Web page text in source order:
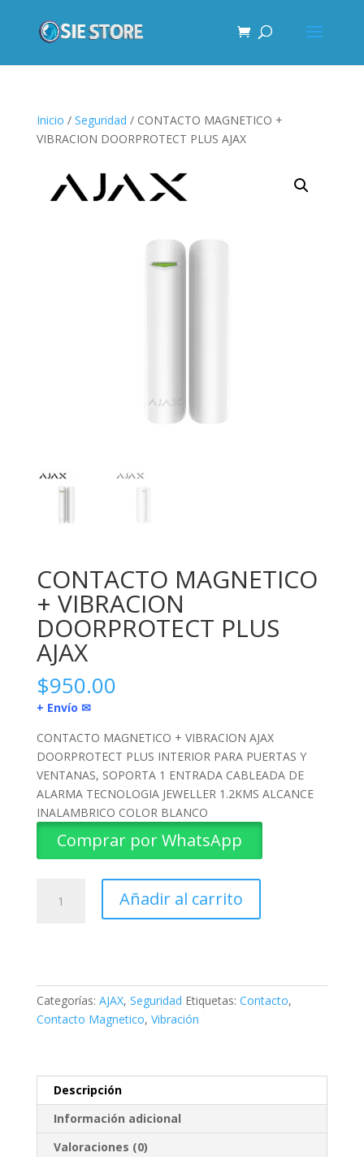
Inicio / Seguridad / CONTACTO MAGNETICO +
VIBRACION DOORPROTECT PLUS AJAX
CONTACTO MAGNETICO
+ VIBRACION
DOORPROTECT PLUS
AJAX
$950.00
+ Envío ✉
CONTACTO MAGNETICO + VIBRACION AJAX
DOORPROTECT PLUS INTERIOR PARA PUERTAS Y
VENTANAS, SOPORTA 1 ENTRADA CABLEADA DE
ALARMA TECNOLOGIA JEWELLER 1.2KMS ALCANCE
INALAMBRICO COLOR BLANCO
Comprar por WhatsApp
MAGNETICO
AJAX
cantidad
Añadir al carrito
Categorías: AJAX, Seguridad Etiquetas: Contacto,
Contacto Magnetico, Vibración
Descripción
Información adicional
Valoraciones (0)